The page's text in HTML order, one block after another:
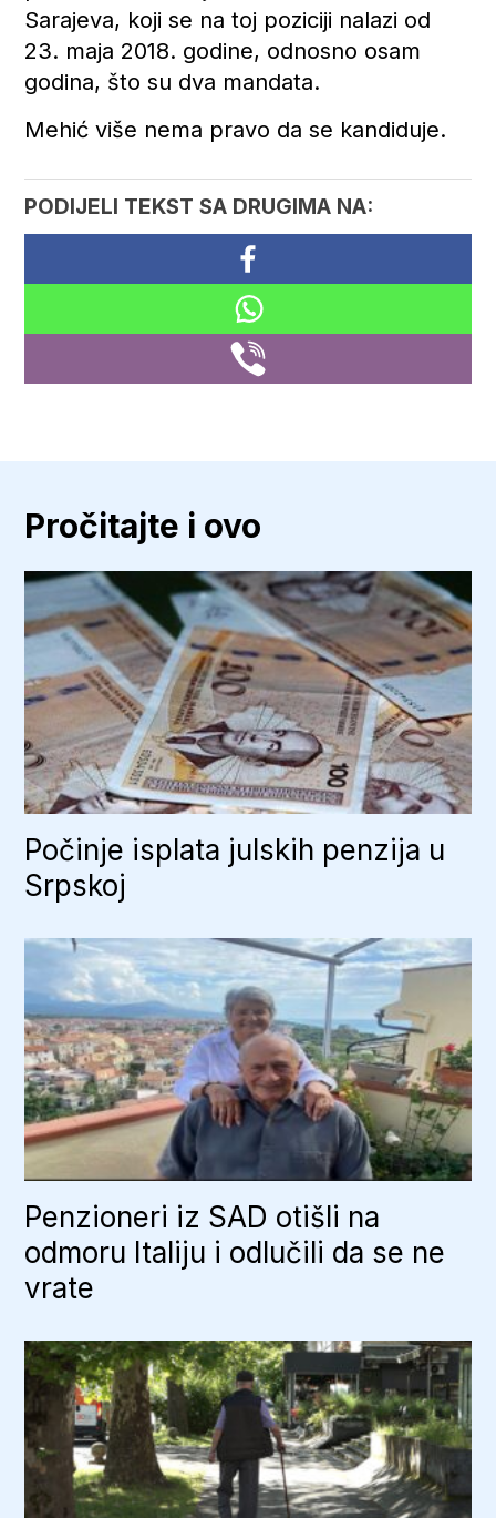
Sarajeva, koji se na toj poziciji nalazi od
23. maja 2018. godine, odnosno osam
godina, što su dva mandata.
Mehić više nema pravo da se kandiduje.
PODIJELI TEKST SA DRUGIMA NA:
Pročitajte i ovo
Počinje isplata julskih penzija u
Srpskoj
Penzioneri iz SAD otišli na
odmoru Italiju i odlučili da se ne
vrate